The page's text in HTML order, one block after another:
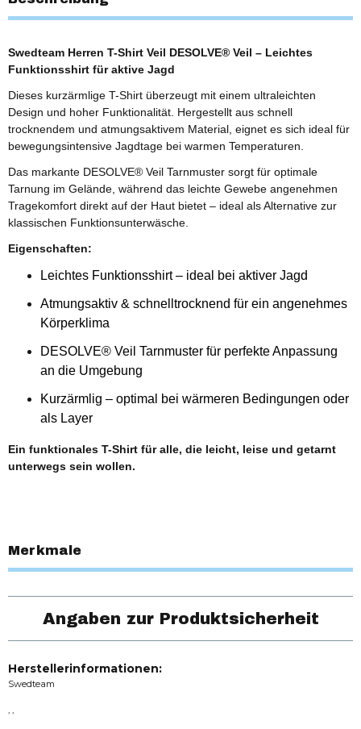
Swedteam Herren T-Shirt Veil DESOLVE® Veil – Leichtes
Funktionsshirt für aktive Jagd
Dieses kurzärmlige T-Shirt überzeugt mit einem ultraleichten
Design und hoher Funktionalität. Hergestellt aus schnell
trocknendem und atmungsaktivem Material, eignet es sich ideal für
bewegungsintensive Jagdtage bei warmen Temperaturen.
Das markante DESOLVE® Veil Tarnmuster sorgt für optimale
Tarnung im Gelände, während das leichte Gewebe angenehmen
Tragekomfort direkt auf der Haut bietet – ideal als Alternative zur
klassischen Funktionsunterwäsche.
Eigenschaften:
Leichtes Funktionsshirt – ideal bei aktiver Jagd
Atmungsaktiv & schnelltrocknend für ein angenehmes
Körperklima
DESOLVE® Veil Tarnmuster für perfekte Anpassung
an die Umgebung
Kurzärmlig – optimal bei wärmeren Bedingungen oder
als Layer
Ein funktionales T-Shirt für alle, die leicht, leise und getarnt
unterwegs sein wollen.
Merkmale
Angaben zur Produktsicherheit
Herstellerinformationen:
Swedteam
, ,